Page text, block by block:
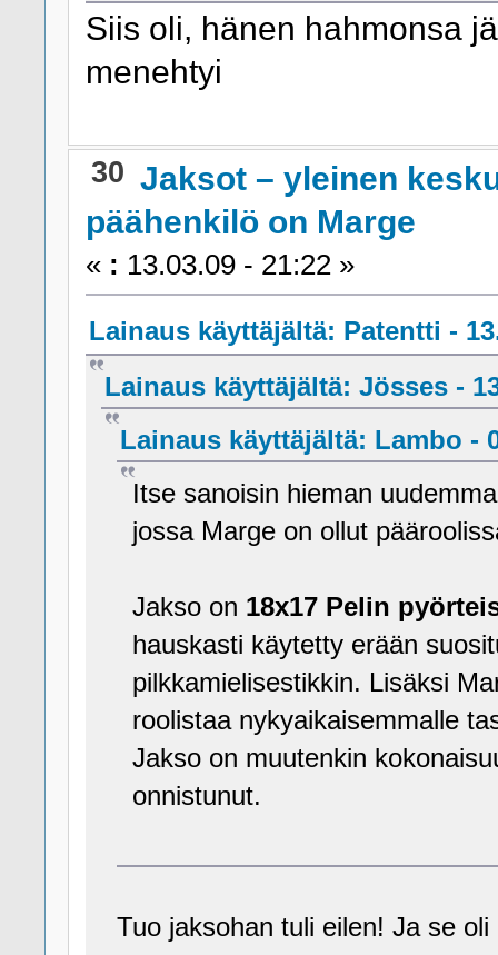
Siis oli, hänen hahmonsa
menehtyi
30 Jaksot – yleinen
päähenkilö on Marge
« : 13.03.09 - 21:22 »
Lainaus käyttäjältä: Patentti -
Lainaus käyttäjältä: Jösses -
Lainaus käyttäjältä: Lambo -
Itse sanoisin hieman
jossa Marge on ollut
Jakso on 18x17 Pelin
hauskasti käytetty erään
pilkkamielisestikkin. Lisäksi
roolistaa nykyaikaisemmalle
Jakso on muutenkin
onnistunut.
Tuo jaksohan tuli eilen! Ja se